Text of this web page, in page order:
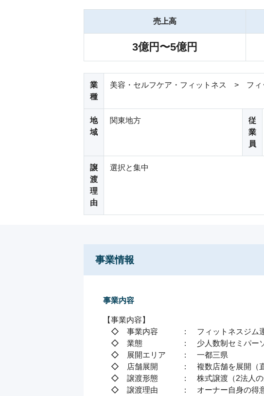
売上高
3億円〜5億円
業
種
美容・セルフケア・フィットネス > フィ
地
域
関東地方
従
業
員
譲
渡
理
由
選択と集中
事業情報
事業内容
【事業内容】
◇　事業内容　　　：　フィットネスジム
◇　業態　　　　　：　少人数制セミパー
◇　展開エリア　　：　一都三県
◇　店舗展開　　　：　複数店舗を展開（
◇　譲渡形態　　　：　株式譲渡（2法人の
◇　譲渡理由　　　：　オーナー自身の得